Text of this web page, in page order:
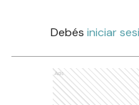
Debés iniciar
Ads